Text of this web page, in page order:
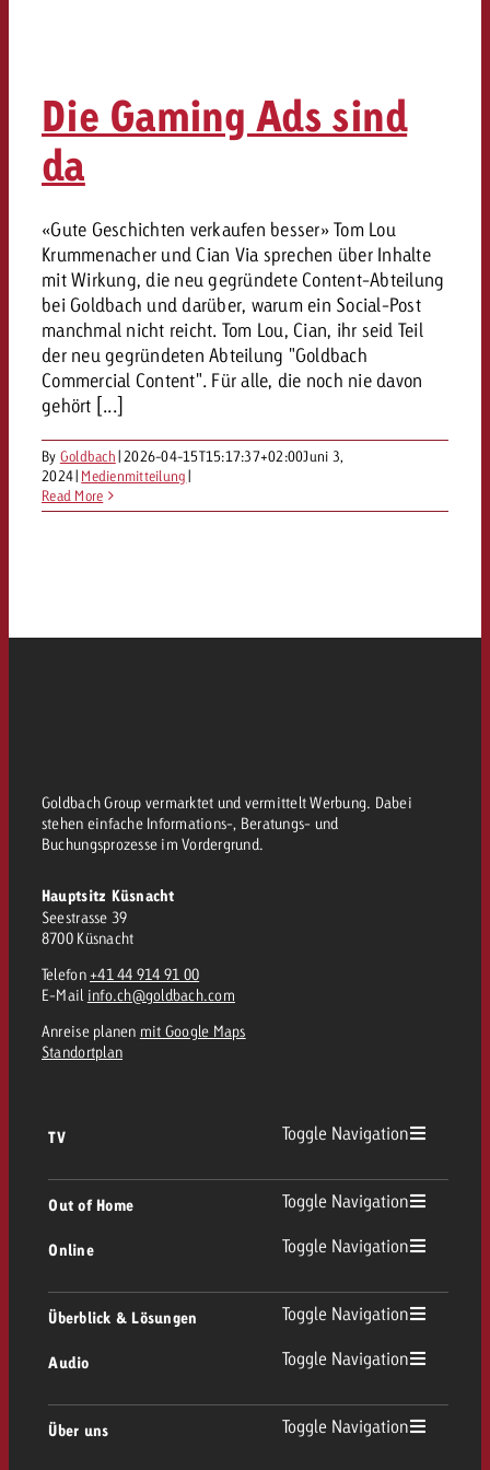
Die Gaming Ads sind
da
«Gute Geschichten verkaufen besser» Tom Lou
Krummenacher und Cian Via sprechen über Inhalte
mit Wirkung, die neu gegründete Content-Abteilung
bei Goldbach und darüber, warum ein Social-Post
manchmal nicht reicht. Tom Lou, Cian, ihr seid Teil
der neu gegründeten Abteilung "Goldbach
Commercial Content". Für alle, die noch nie davon
gehört [...]
By Goldbach| 2026-04-15T15:17:37+02:00Juni 3,
2024| Medienmitteilung|
Read More
Goldbach Group vermarktet und vermittelt Werbung. Dabei
stehen einfache Informations-, Beratungs- und
Buchungsprozesse im Vordergrund.
Hauptsitz Küsnacht
Seestrasse 39
8700 Küsnacht
Telefon +41 44 914 91 00
E-Mail info.ch@goldbach.com
Anreise planen mit Google Maps
Standortplan
TV Toggle Navigation
Werberichtlinien
Out of Home Toggle Navigation
Out of Home Übersicht
Plakatwerbung
Digital Out of Home
Online Toggle Navigation
Überblick & Lösungen Toggle Navigation
Beratung & Crossmedia
Audio Toggle Navigation
Über uns Toggle Navigation